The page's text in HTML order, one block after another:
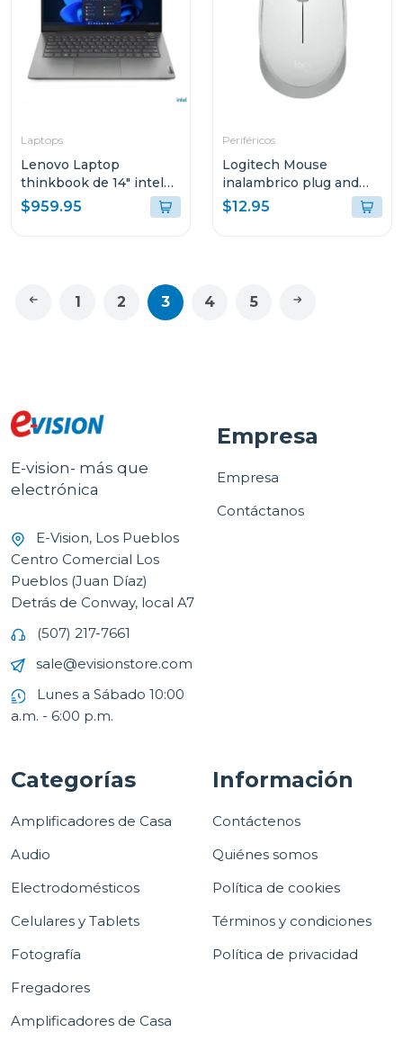
Laptops
Lenovo Laptop
thinkbook de 14" intel
core i7 512GB SSD
21DH00M8GJ
$959.95
Periféricos
Logitech Mouse
inalambrico plug and
play white m170
$12.95
1 2 3 4 5
E-vision- más que
electrónica
E-Vision, Los Pueblos
Centro Comercial Los
Pueblos (Juan Díaz)
Detrás de Conway, local A7
(507) 217-7661
sale@evisionstore.com
Lunes a Sábado 10:00
a.m. - 6:00 p.m.
Empresa
Empresa
Contáctanos
Categorías
Amplificadores de Casa
Audio
Electrodomésticos
Celulares y Tablets
Fotografía
Fregadores
Amplificadores de Casa
Información
Contáctenos
Quiénes somos
Política de cookies
Términos y condiciones
Política de privacidad